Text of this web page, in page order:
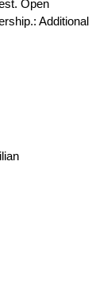
Open
Additional